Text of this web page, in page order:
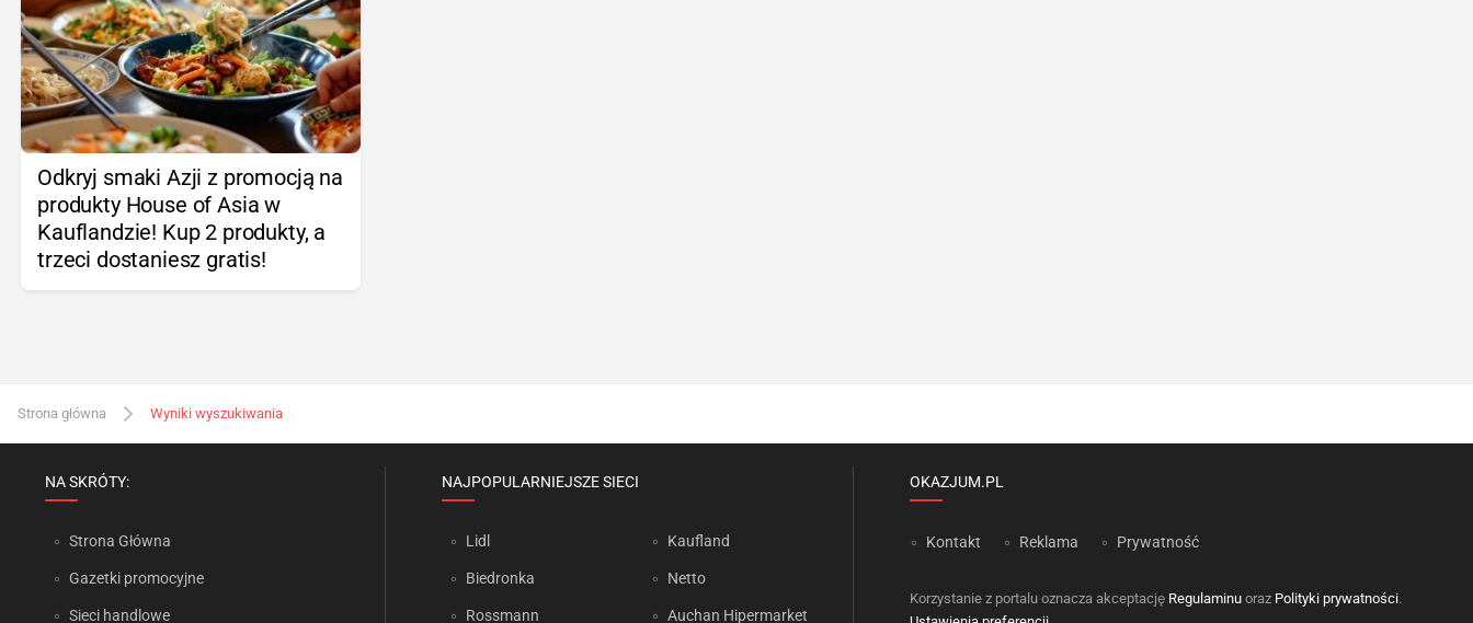
Odkryj smaki Azji z promocją na
produkty House of Asia w
Kauflandzie! Kup 2 produkty, a
trzeci dostaniesz gratis!
Strona główna Wyniki wyszukiwania
NA SKRÓTY:
Strona Główna
Gazetki promocyjne
Sieci handlowe
NAJPOPULARNIEJSZE SIECI
Lidl
Biedronka
Rossmann
Kaufland
Netto
Auchan Hipermarket
OKAZJUM.PL
Kontakt Reklama Prywatność
Korzystanie z portalu oznacza akceptację Regulaminu oraz Polityki prywatności.